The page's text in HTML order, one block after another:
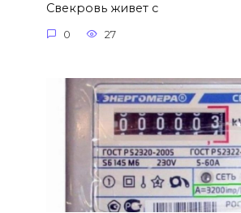
Свекровь живет с
0 27